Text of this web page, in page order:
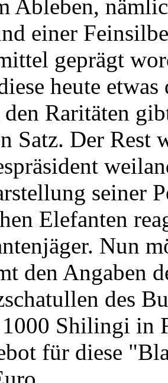
Ableben,
einer
geprägt
heute
Raritäten
Satz. Der Rest
seiner
Elefanten
Nun
den Angaben
des
Shilingi in
für diese